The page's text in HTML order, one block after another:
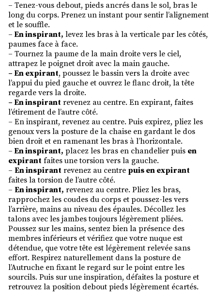
– Tenez-vous debout, pieds ancrés dans le sol, bras le
long du corps. Prenez un instant pour sentir l’alignement
et le souffle.
– En inspirant, levez les bras à la verticale par les côtés,
paumes face à face.
– Tournez la paume de la main droite vers le ciel,
attrapez le poignet droit avec la main gauche.
– En expirant, poussez le bassin vers la droite avec
l’appui du pied gauche et ouvrez le flanc droit, la tête
regarde vers la droite.
– En inspirant revenez au centre. En expirant, faites
l’étirement de l’autre côté.
– En inspirant, revenez au centre. Puis expirez, pliez les
genoux vers la posture de la chaise en gardant le dos
bien droit et en ramenant les bras à l’horizontale.
– En inspirant, placez les bras en chandelier puis en
expirant faites une torsion vers la gauche.
– En inspirant revenez au centre puis en expirant
faites la torsion de l’autre côté.
– En inspirant, revenez au centre. Pliez les bras,
rapprochez les coudes du corps et poussez-les vers
l’arrière, mains au niveau des épaules. Décollez les
talons avec les jambes toujours légèrement pliées.
Poussez sur les mains, sentez bien la présence des
membres inférieurs et vérifiez que votre nuque est
détendue, que votre tête est légèrement relevée sans
effort. Respirez naturellement dans la posture de
l’Autruche en fixant le regard sur le point entre les
sourcils. Puis sur une inspiration, défaites la posture et
retrouvez la position debout pieds légèrement écartés.